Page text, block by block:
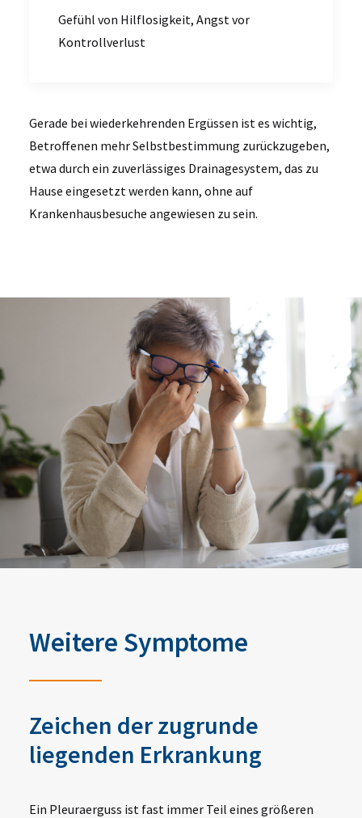
Gefühl von Hilflosigkeit, Angst vor
Kontrollverlust
Gerade bei wiederkehrenden Ergüssen ist es wichtig,
Betroffenen mehr Selbstbestimmung zurückzugeben,
etwa durch ein zuverlässiges Drainagesystem, das zu
Hause eingesetzt werden kann, ohne auf
Krankenhausbesuche angewiesen zu sein.
Weitere Symptome
Zeichen der zugrunde
liegenden Erkrankung
Ein Pleuraerguss ist fast immer Teil eines größeren